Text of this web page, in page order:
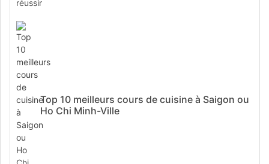
Top 10 meilleurs cours de cuisine à Saigon ou
Ho Chi Minh-Ville